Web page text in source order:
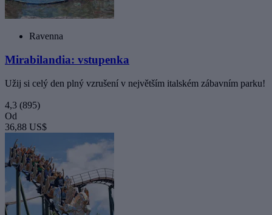
Ravenna
Mirabilandia: vstupenka
Užij si celý den plný vzrušení v největším italském zábavním parku!
4,3 (895)
Od
36,88 US$